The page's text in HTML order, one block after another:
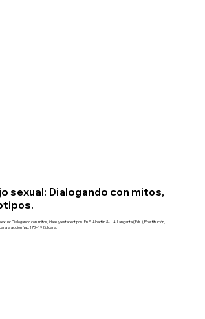
sexual: Dialogando con mitos,
Dialogando con mitos, ideas y estereotipos. En P. Albertín & J. A. Langarita (Eds.), Prostitución,
la acción (pp. 173–192). Icaria.